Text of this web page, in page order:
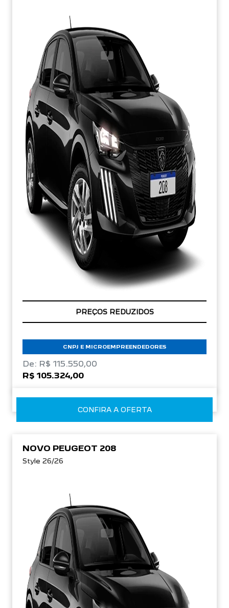
ÚLTIMAS UNIDADES
CNPJ E MICROEMPREENDEDORES
De: R$ 115.550,00
R$ 105.324,00
CONFIRA A OFERTA
NOVO PEUGEOT 208
Style 26/26